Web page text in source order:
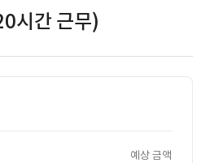
시간 근무)
예상 금액